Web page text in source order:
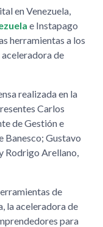
en Venezuela,
e Instapago
herramientas a los
de
realizada en la
Carlos
de Gestión e
Banesco; Gustavo
Rodrigo Arellano,
de
la aceleradora de
para